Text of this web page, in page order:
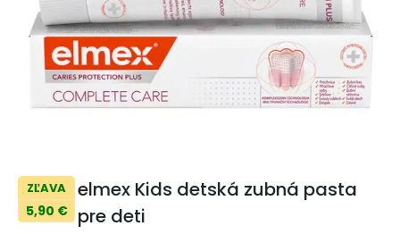
ZĽAVA
5,90 €
elmex Kids detská zubná pasta
pre deti